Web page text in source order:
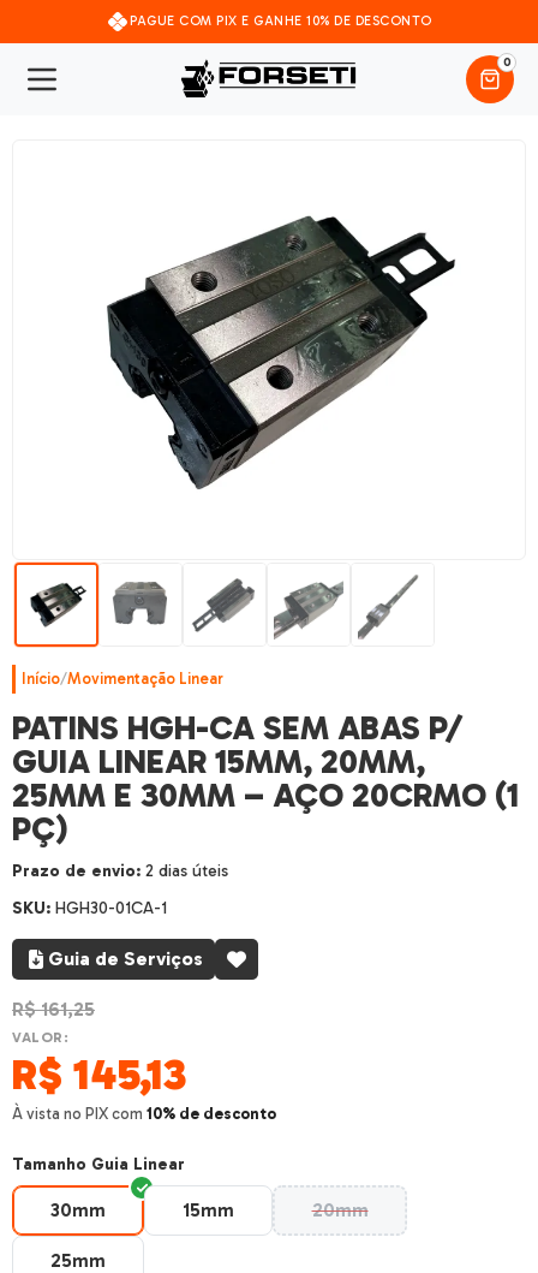
PAGUE COM PIX E GANHE 10% DE DESCONTO
0
Início/Movimentação Linear
PATINS HGH-CA SEM ABAS P/
GUIA LINEAR 15MM, 20MM,
25MM E 30MM – AÇO 20CRMO (1
PÇ)
Prazo de envio: 2 dias úteis
SKU: HGH30-01CA-1
Guia de Serviços
R$161,25
VALOR:
R$ 145,13
À vista no PIX com 10% de desconto
Tamanho Guia Linear
30mm 15mm 20mm
25mm